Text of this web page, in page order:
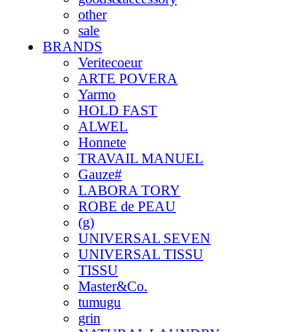
other
sale
BRANDS
Veritecoeur
ARTE POVERA
Yarmo
HOLD FAST
ALWEL
Honnete
TRAVAIL MANUEL
Gauze#
LABORA TORY
ROBE de PEAU
(g)
UNIVERSAL SEVEN
UNIVERSAL TISSU
TISSU
Master&Co.
tumugu
grin